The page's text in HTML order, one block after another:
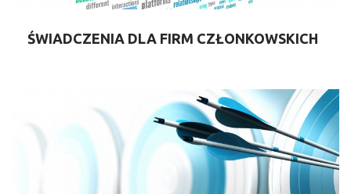
ŚWIADCZENIA DLA FIRM CZŁONKOWSKICH